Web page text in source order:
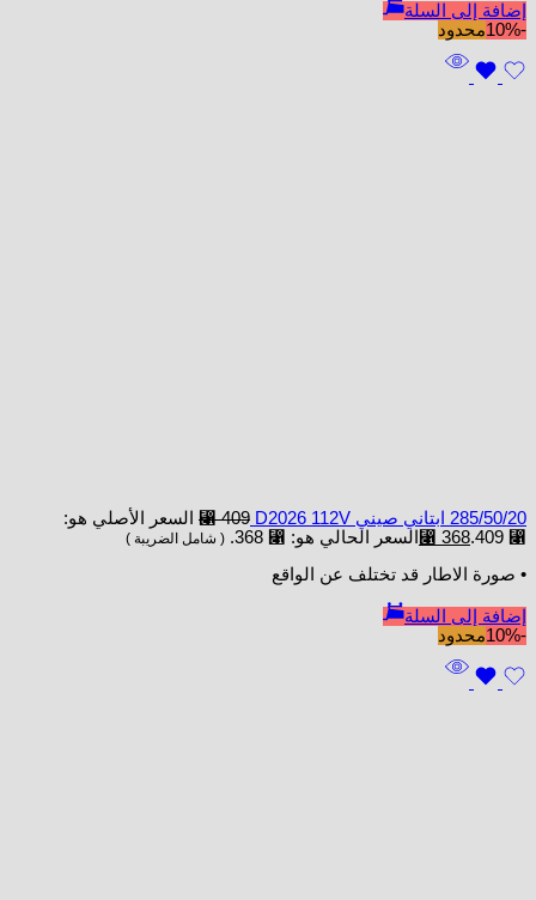
إضافة إلى السلة
-10%
محدود
285/50/20 ابتاني صيني D2026 112V ⃁409
السعر الأصلي هو:
⃁ 409.
⃁ 368 السعر الحالي هو: ⃁ 368. ( شامل الضريبة )
• صورة الاطار قد تختلف عن الواقع
إضافة إلى السلة
-10%
محدود